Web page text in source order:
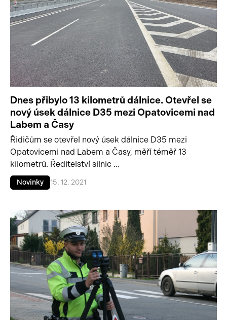
Dnes přibylo 13 kilometrů dálnice. Otevřel se
nový úsek dálnice D35 mezi Opatovicemi nad
Labem a Časy
Řidičům se otevřel nový úsek dálnice D35 mezi
Opatovicemi nad Labem a Časy, měří téměř 13
kilometrů. Ředitelství silnic ...
Novinky 15. 12. 2021